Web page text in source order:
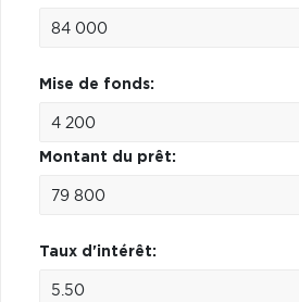
Mise de fonds:
Montant du prêt:
Taux d'intérêt: